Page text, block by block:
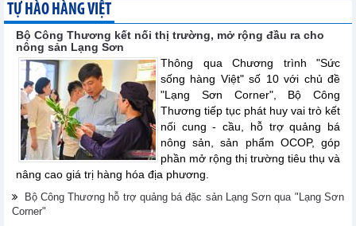
TỰ HÀO HÀNG VIỆT
Bộ Công Thương kết nối thị trường, mở rộng đầu ra cho
nông sản Lạng Sơn
Thông qua Chương trình "Sức
sống hàng Việt" số 10 với chủ đề
"Lạng Sơn Corner", Bộ Công
Thương tiếp tục phát huy vai trò kết
nối cung - cầu, hỗ trợ quảng bá
nông sản, sản phẩm OCOP, góp
phần mở rộng thị trường tiêu thụ và
nâng cao giá trị hàng hóa địa phương.
Bộ Công Thương hỗ trợ quảng bá đặc sản Lạng Sơn qua "Lạng Sơn
Corner"